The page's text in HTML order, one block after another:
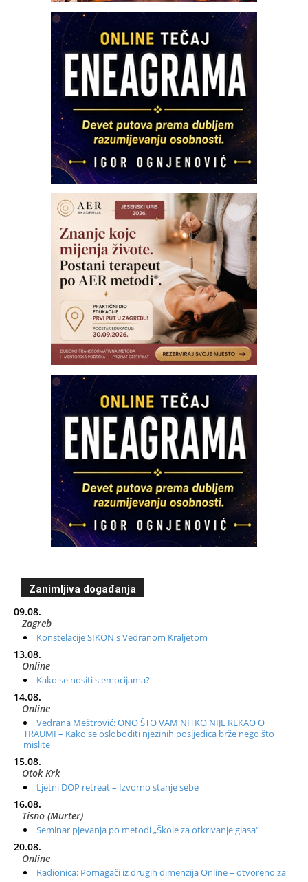
Zanimljiva događanja
09.08.
Zagreb
Konstelacije SIKON s Vedranom Kraljetom
13.08.
Online
Kako se nositi s emocijama?
14.08.
Online
Vedrana Meštrović: ONO ŠTO VAM NITKO NIJE REKAO O
TRAUMI – Kako se osloboditi njezinih posljedica brže nego što
mislite
15.08.
Otok Krk
Ljetni DOP retreat – Izvorno stanje sebe
16.08.
Tisno (Murter)
Seminar pjevanja po metodi „Škole za otkrivanje glasa“
20.08.
Online
Radionica: Pomagači iz drugih dimenzija Online – otvoreno za